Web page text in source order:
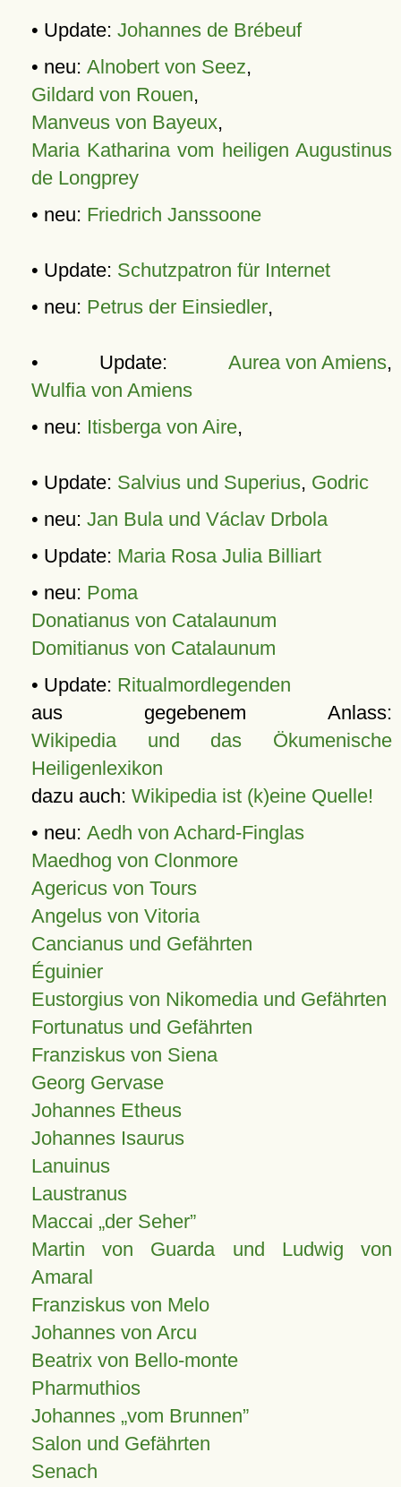
• Update: Johannes de Brébeuf
• neu: Alnobert von Seez,
Gildard von Rouen,
Manveus von Bayeux,
Maria Katharina vom heiligen Augustinus
de Longprey
• neu: Friedrich Janssoone
• Update: Schutzpatron für Internet
• neu: Petrus der Einsiedler,
• Update: Aurea von Amiens,
Wulfia von Amiens
• neu: Itisberga von Aire,
• Update: Salvius und Superius, Godric
• neu: Jan Bula und Václav Drbola
• Update: Maria Rosa Julia Billiart
• neu: Poma
Donatianus von Catalaunum
Domitianus von Catalaunum
• Update: Ritualmordlegenden
aus gegebenem Anlass:
Wikipedia und das Ökumenische
Heiligenlexikon
dazu auch: Wikipedia ist (k)eine Quelle!
• neu: Aedh von Achard-Finglas
Maedhog von Clonmore
Agericus von Tours
Angelus von Vitoria
Cancianus und Gefährten
Éguinier
Eustorgius von Nikomedia und Gefährten
Fortunatus und Gefährten
Franziskus von Siena
Georg Gervase
Johannes Etheus
Johannes Isaurus
Lanuinus
Laustranus
Maccai „der Seher”
Martin von Guarda und Ludwig von
Amaral
Franziskus von Melo
Johannes von Arcu
Beatrix von Bello-monte
Pharmuthios
Johannes vom Brunnen
Salon und Gefährten
Senach